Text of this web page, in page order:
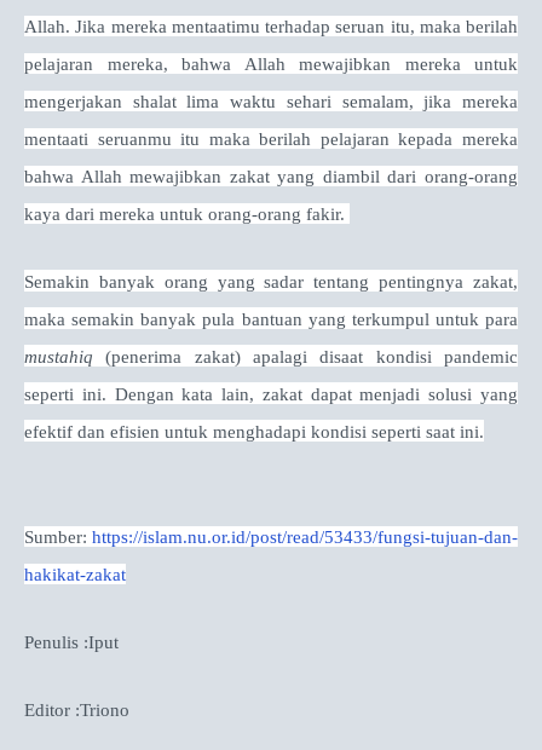
Allah. Jika mereka mentaatimu terhadap seruan itu, maka berilah
pelajaran mereka, bahwa Allah mewajibkan mereka untuk
mengerjakan shalat lima waktu sehari semalam, jika mereka
mentaati seruanmu itu maka berilah pelajaran kepada mereka
bahwa Allah mewajibkan zakat yang diambil dari orang-orang
kaya dari mereka untuk orang-orang fakir.
Semakin banyak orang yang sadar tentang pentingnya zakat,
maka semakin banyak pula bantuan yang terkumpul untuk para
mustahiq (penerima zakat) apalagi disaat kondisi pandemic
seperti ini. Dengan kata lain, zakat dapat menjadi solusi yang
efektif dan efisien untuk menghadapi kondisi seperti saat ini.
Sumber: https://islam.nu.or.id/post/read/53433/fungsi-tujuan-dan-
hakikat-zakat
Penulis :Iput
Editor :Triono